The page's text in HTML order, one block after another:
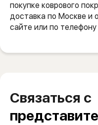
покупке коврового
доставка по Москве и
сайте или по
Связаться с